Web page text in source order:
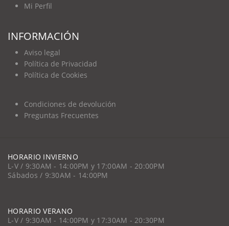
Mi Perfil
INFORMACIÓN
Aviso legal
Política de Privacidad
Política de Cookies
Condiciones de devolución
Preguntas Frecuentes
HORARIO INVIERNO
L-V / 9:30AM - 14:00PM y 17:00AM - 20:00PM
Sábados / 9:30AM - 14:00PM
HORARIO VERANO
L-V / 9:30AM - 14:00PM y 17:30AM - 20:30PM